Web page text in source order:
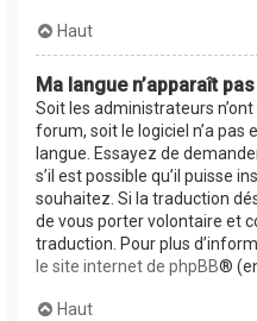
Haut
Ma langue n’apparaît
Soit les administrateurs
forum, soit le logiciel n’a
langue. Essayez de
s’il est possible qu’il puisse
souhaitez. Si la traduction
de vous porter volontaire et
traduction. Pour plus
le site internet de phpBB®
Haut